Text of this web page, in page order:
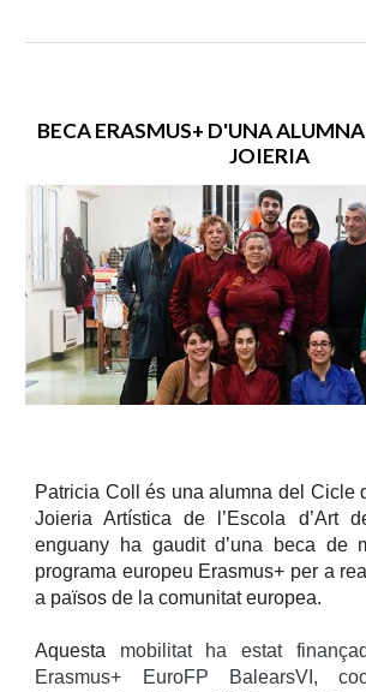
BECA ERASMUS+ D'UNA
JOIERIA
Patricia Coll és una alumna del Cicle
Joieria Artística de l’Escola d’Art
enguany ha gaudit d’una beca de
programa europeu Erasmus+ per a
a països de la comunitat europea.
Aquesta mobilitat ha estat
Erasmus+ EuroFP BalearsVI,